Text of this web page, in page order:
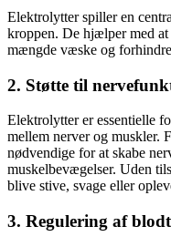
Elektrolytter spiller en
kroppen. De hjælper med
mængde væske og
2. Støtte til
Elektrolytter er essentielle
mellem nerver og muskler.
nødvendige for at skabe
muskelbevægelser. Uden
blive stive, svage eller
3. Regulering af